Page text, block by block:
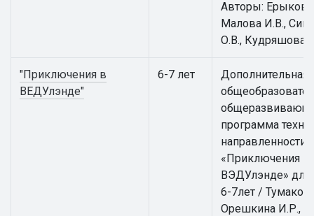
Авторы: Ерыкова
Малова И.В.,
О.В., Кудряшова
"Приключения в
ВЕДУлэнде"
6-7 лет
Дополнительная
программа
направленности
«Приключения в
ВЭДУлэнде» для
6-7лет /
Орешкина И.Р.,